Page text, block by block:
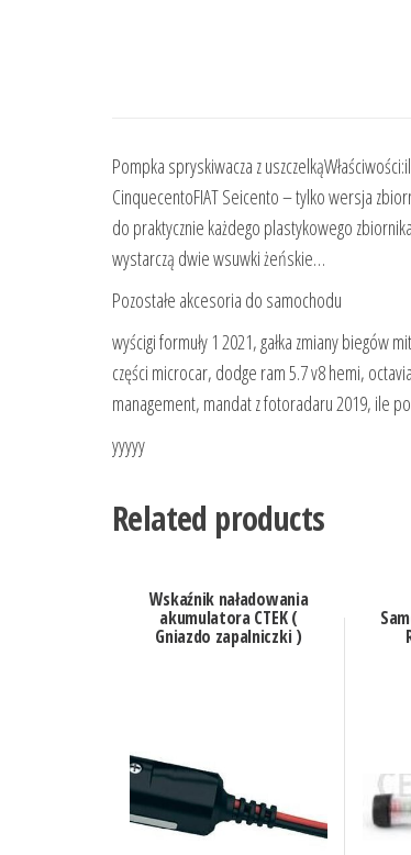
Pompka spryskiwacza z
CinquecentoFIAT Seicento – tylko wersja
do praktycznie każdego plastykowego
wystarczą dwie wsuwki żeńskie…
Pozostałe akcesoria do samochodu
wyścigi formuły 1 2021, gałka zmiany
części microcar, dodge ram 5.7 v8 hemi,
management, mandat z fotoradaru 2019, ile
yyyyy
Related products
Wskaźnik naładowania
akumulatora CTEK (
Gniazdo zapalniczki )